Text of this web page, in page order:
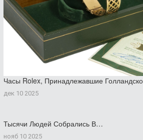
Часы Rolex, Принадлежавшие
дек 10 2025
Тысячи Людей Собрались В…
нояб 10 2025